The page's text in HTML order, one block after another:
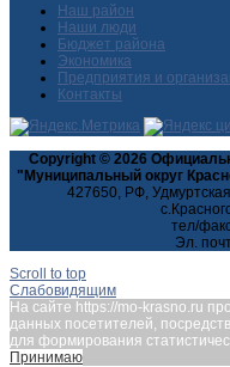
Наш район
Наши люди
Бюджет района
Экономика
Предприятия и
Контакты
Copyright © 2026
"Муниципальный округ
427650, РФ,
тел/
Эл.
Scroll to top
Слабовидящим
На сайте https://mo-krasno.ru
данных посетителей,
для формирования
Принимаю